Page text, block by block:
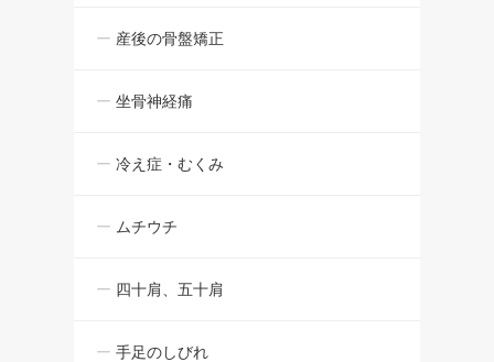
産後の骨盤矯正
坐骨神経痛
冷え症・むくみ
ムチウチ
四十肩、五十肩
手足のしびれ